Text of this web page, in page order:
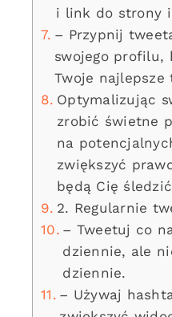
i link do strony
– Przypnij
swojego profilu,
Twoje najlepsze
Optymalizując
zrobić świetne
na
zwiększyć
będą Cię
2. Regularnie
– Tweetuj co
dziennie, ale
dziennie.
– Używaj